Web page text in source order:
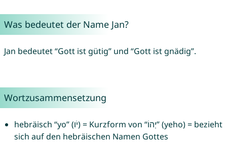
Was bedeutet der Name Jan?
Jan bedeutet “Gott ist gütig” und “Gott ist gnädig”.
Wortzusammensetzung
hebräisch “yo” (יֹו) = Kurzform von “יְהוֹ” (yeho) = bezieht
sich auf den hebräischen Namen Gottes